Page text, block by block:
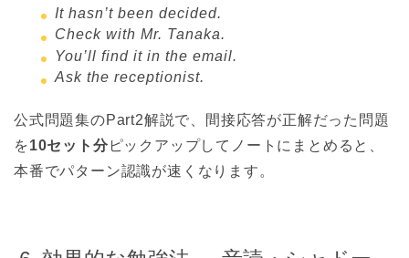
It hasn’t been decided.
Check with Mr. Tanaka.
You’ll find it in the email.
Ask the receptionist.
公式問題集のPart2解説で、間接応答が正解だった問題
を10セット分ピックアップしてノートにまとめると、
本番でパターン認識が速くなります。